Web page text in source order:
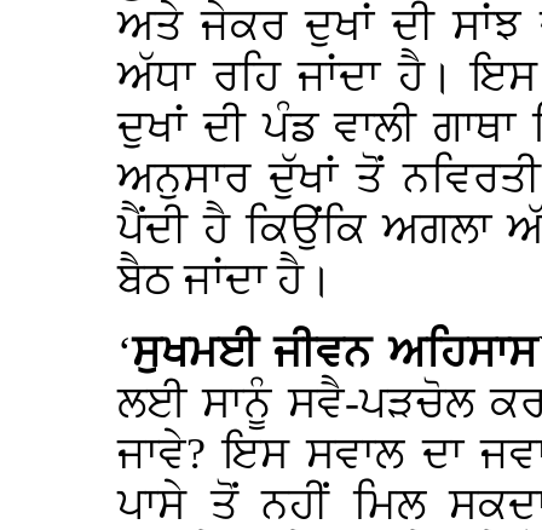
ਅਤੇ ਜੇਕਰ ਦੁਖਾਂ ਦੀ ਸਾਂਝ
ਅੱਧਾ ਰਹਿ ਜਾਂਦਾ ਹੈ।
ਦੁਖਾਂ ਦੀ ਪੰਡ ਵਾਲੀ
ਅਨੁਸਾਰ ਦੁੱਖਾਂ ਤੋਂ
ਪੈਂਦੀ ਹੈ ਕਿਉਂਕਿ ਅਗਲਾ
ਬੈਠ ਜਾਂਦਾ ਹੈ।
‘ਸੁਖਮਈ ਜੀਵਨ
ਲਈ ਸਾਨੂੰ ਸਵੈ-ਪੜਚੋਲ
ਜਾਵੇ? ਇਸ ਸਵਾਲ ਦਾ
ਪਾਸੇ ਤੋਂ ਨਹੀਂ ਮਿਲ